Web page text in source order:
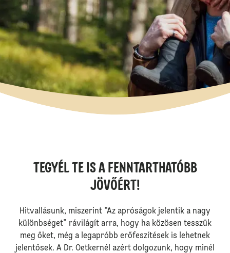
TEGYÉL TE IS A FENNTARTHATÓBB
JÖVŐÉRT!
Hitvallásunk, miszerint "Az apróságok jelentik a nagy
különbséget" rávilágít arra, hogy ha közösen tesszük
meg őket, még a legapróbb erőfeszítések is lehetnek
jelentősek. A Dr. Oetkernél azért dolgozunk, hogy minél